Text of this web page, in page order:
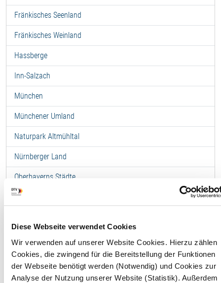
Diese Webseite verwendet Cookies
Wir verwenden auf unserer Website Cookies. Hierzu zählen
Cookies, die zwingend für die Bereitstellung der Funktionen
der Webseite benötigt werden (Notwendig) und Cookies zur
Analyse der Nutzung unserer Website (Statistik). Außerdem
Fränkisches Seenland
Fränkisches Weinland
Hassberge
Inn-Salzach
München
Münchener Umland
Naturpark Altmühltal
Nürnberger Land
Oberbayerns Städte
Oberes Maintal-Coburger Land
Odenwald (Baden-Württemberg)
Odenwald (Hessen)